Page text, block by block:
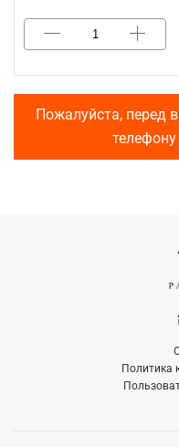
Пожалуйста, перед
телефону
Политика